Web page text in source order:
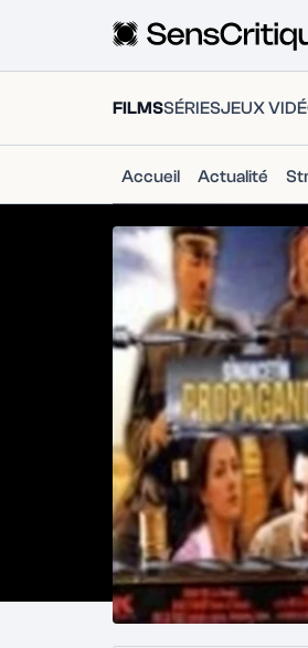
FILMSSÉRIESJEUX
Accueil Actualité